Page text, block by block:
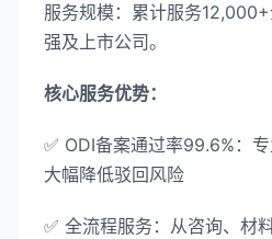
服务规模：累计服务
强及上市公司。
核心服务优势：
✅ ODI备案通过率99.6%：专
大幅降低驳回风险
✅ 全流程服务：从咨询、材